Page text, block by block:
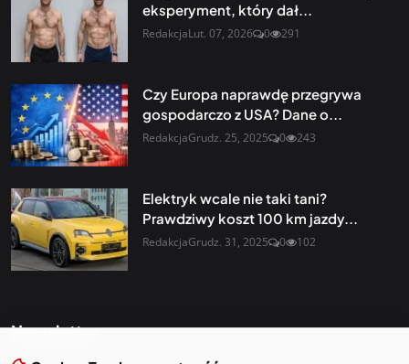
eksperyment, który dał...
RedakcjaLut. 07, 2026 0 291
Czy Europa naprawdę przegrywa
gospodarczo z USA? Dane o...
RedakcjaGrudz. 25, 2025 0 243
Elektryk wcale nie taki tani?
Prawdziwy koszt 100 km jazdy...
RedakcjaGrudz. 31, 2025 0 102
Newsletter